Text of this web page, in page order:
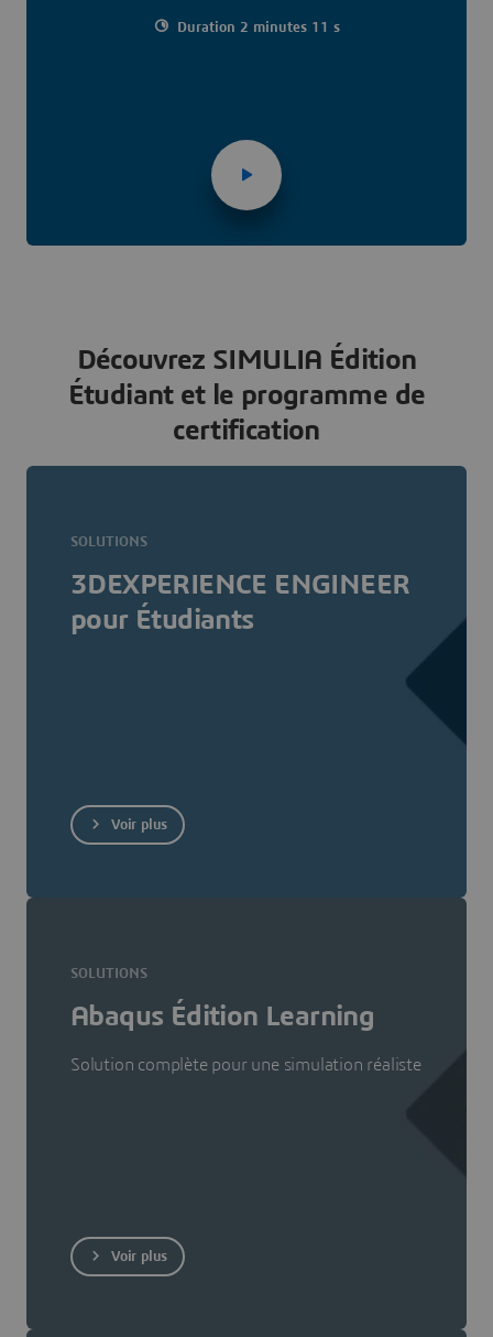
Duration 2 minutes 11 s
Découvrez SIMULIA Édition
Étudiant et le programme de
certification
SOLUTIONS
3DEXPERIENCE ENGINEER
pour Étudiants
Voir plus
SOLUTIONS
Abaqus Édition Learning
Solution complète pour une simulation réaliste
Voir plus